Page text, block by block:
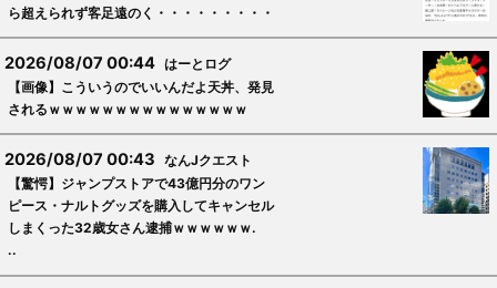
ら超えられず客足遠のく・・・・・・・・・
2026/08/07 00:44はーとログ
【画像】こういうのでいいんだよ天丼、発見
されるｗｗｗｗｗｗｗｗｗｗｗｗｗｗｗ
2026/08/07 00:43なんJクエスト
【驚愕】ジャンプストアで43億円分のワン
ピース・ナルトグッズを購入してキャンセル
しまくった32歳女さん逮捕ｗｗｗｗｗｗ.
..